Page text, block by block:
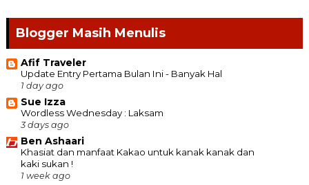
Blogger Masih Menulis
Afif Traveler
Update Entry Pertama Bulan Ini - Banyak Hal
1 day ago
Sue Izza
Wordless Wednesday : Laksam
3 days ago
Ben Ashaari
Khasiat dan manfaat Kakao untuk kanak kanak dan
kaki sukan !
1 week ago